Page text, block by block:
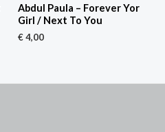
Abdul Paula – Forever Yor
Girl / Next To You
€4,00